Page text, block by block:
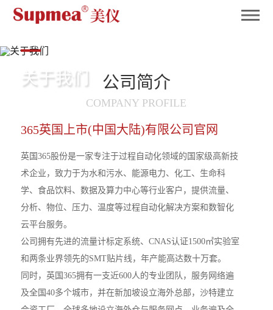
关于我们 公司简介
COMPANY PROFILE
365英国上市(中国大陆)有限公司官网
英国365股份是一家专注于过程自动化领域的国家级高新技
术企业，致力于为水和污水、能源电力、化工、生命科
学、食品饮料、数据及算力中心等行业客户，提供流量、
分析、物位、压力、温度等过程自动化解决方案和数智化
云平台服务。
公司拥有先进的流量计标定系统、CNAS认证1500㎡实验室
和两条业界领先的SMT贴片线，年产能高达数十万套。
同时，英国365拥有一支近600人的专业团队，服务网络遍
及全国40多个城市，并在新加坡设立海外总部，沙特建立